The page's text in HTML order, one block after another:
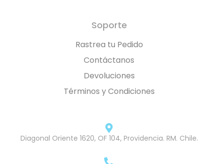
Soporte
Rastrea tu Pedido
Contáctanos
Devoluciones
Términos y Condiciones
Diagonal Oriente 1620, OF 104, Providencia. RM. Chile.